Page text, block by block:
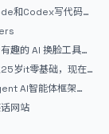
和Codex写代码真
怎么挣钱还是很难啊
趣的 AI 换脸工具，
岁it零基础，现在想
有什么好的建议吗，
AI智能体框架
迎大家贡献代码
网站